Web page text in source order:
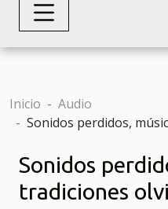
Inicio
Audio
Sonidos perdidos,
Sonidos
tradiciones